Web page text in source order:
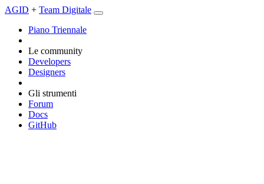
AGID + Team Digitale
Piano Triennale
Le community
Developers
Designers
Gli strumenti
Forum
Docs
GitHub